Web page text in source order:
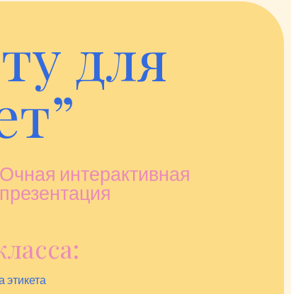
для
Очная интерактивная
презентация
этикета